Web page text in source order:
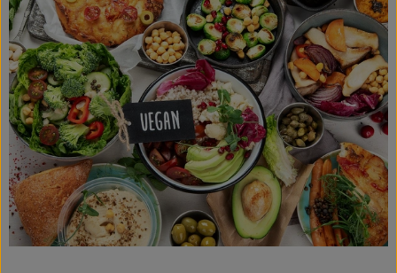
Frisches
Naturkost
Getränke
Drogerie & Diverses
Lieferservice
Über uns